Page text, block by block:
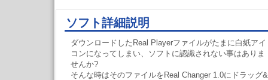
ソフト詳細説明
ダウンロードしたReal Playerファイルがたまに白紙アイ
コンになってしまい、ソフトに認識されない事はありま
せんか?
そんな時はそのファイルをReal Changer 1.0にドラッグ&